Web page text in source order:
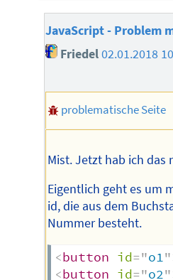
JavaScript - Problem
Friedel02.01.2018
problematische Seite
Mist. Jetzt hab ich das
Eigentlich geht es um
id, die aus dem
Nummer besteht.
<button id="o1"
<button id="o2"